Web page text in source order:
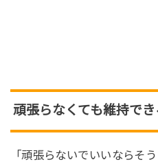
頑張らなくても維持で
「頑張らないでいいならそ